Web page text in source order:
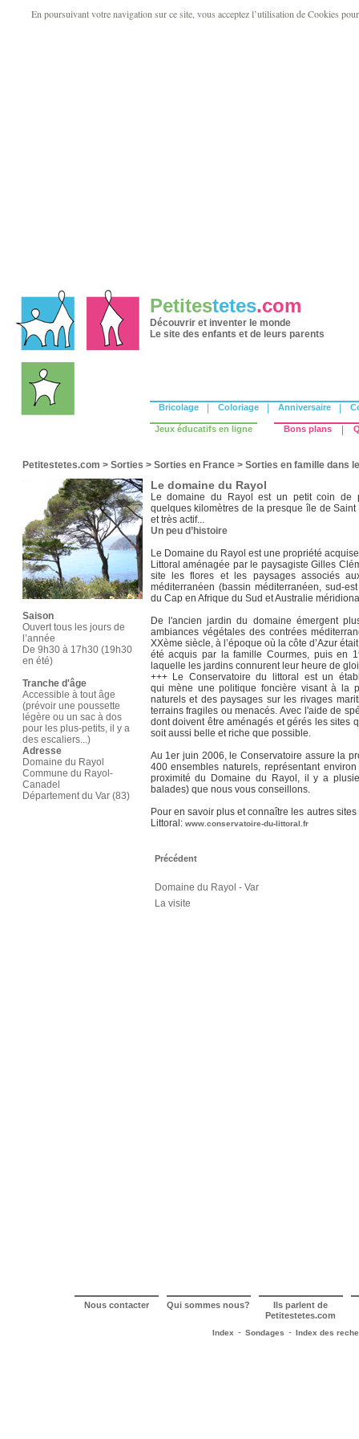
En poursuivant votre navigation sur ce site, vous acceptez l’utilisation de Cookies
Petitestetes.com
Découvrir et inventer le monde
Le site des enfants et de leurs parents
Bricolage Coloriage Anniversaire
Jeux éducatifs en ligne Bons plans
Petitestetes.com > Sorties > Sorties en France > Sorties en famille dans
Saison
Ouvert tous les jours de
l’année
De 9h30 à 17h30 (19h30
en été)
Tranche d'âge
Accessible à tout âge
(prévoir une poussette
légère ou un sac à dos
pour les plus-petits, il y a
des escaliers...)
Adresse
Domaine du Rayol
Commune du Rayol-
Canadel
Département du Var (83)
Le domaine du Rayol
Le domaine du Rayol est un petit coin de
quelques kilomètres de la presque île de
et très actif...
Un peu d’histoire
Le Domaine du Rayol est une propriété
Littoral aménagée par le paysagiste Gilles
site les flores et les paysages associés
méditerranéen (bassin méditerranéen, sud-
du Cap en Afrique du Sud et Australie
De l'ancien jardin du domaine émergent
ambiances végétales des contrées
XXème siècle, à l’époque où la côte d’Azur
été acquis par la famille Courmes, puis en
laquelle les jardins connurent leur heure de
+++ Le Conservatoire du littoral est un
qui mène une politique foncière visant à la
naturels et des paysages sur les rivages
terrains fragiles ou menacés. Avec l'aide de
dont doivent être aménagés et gérés les sites
soit aussi belle et riche que possible.
Au 1er juin 2006, le Conservatoire assure la
400 ensembles naturels, représentant
proximité du Domaine du Rayol, il y a
balades) que nous vous conseillons.
Pour en savoir plus et connaître les autres
Littoral: www.conservatoire-du-littoral.fr
Précédent
Domaine du Rayol - Var
La visite
Nous contacter Qui sommes nous? Ils parlent de
Petitestetes.com
Index - Sondages - Index des